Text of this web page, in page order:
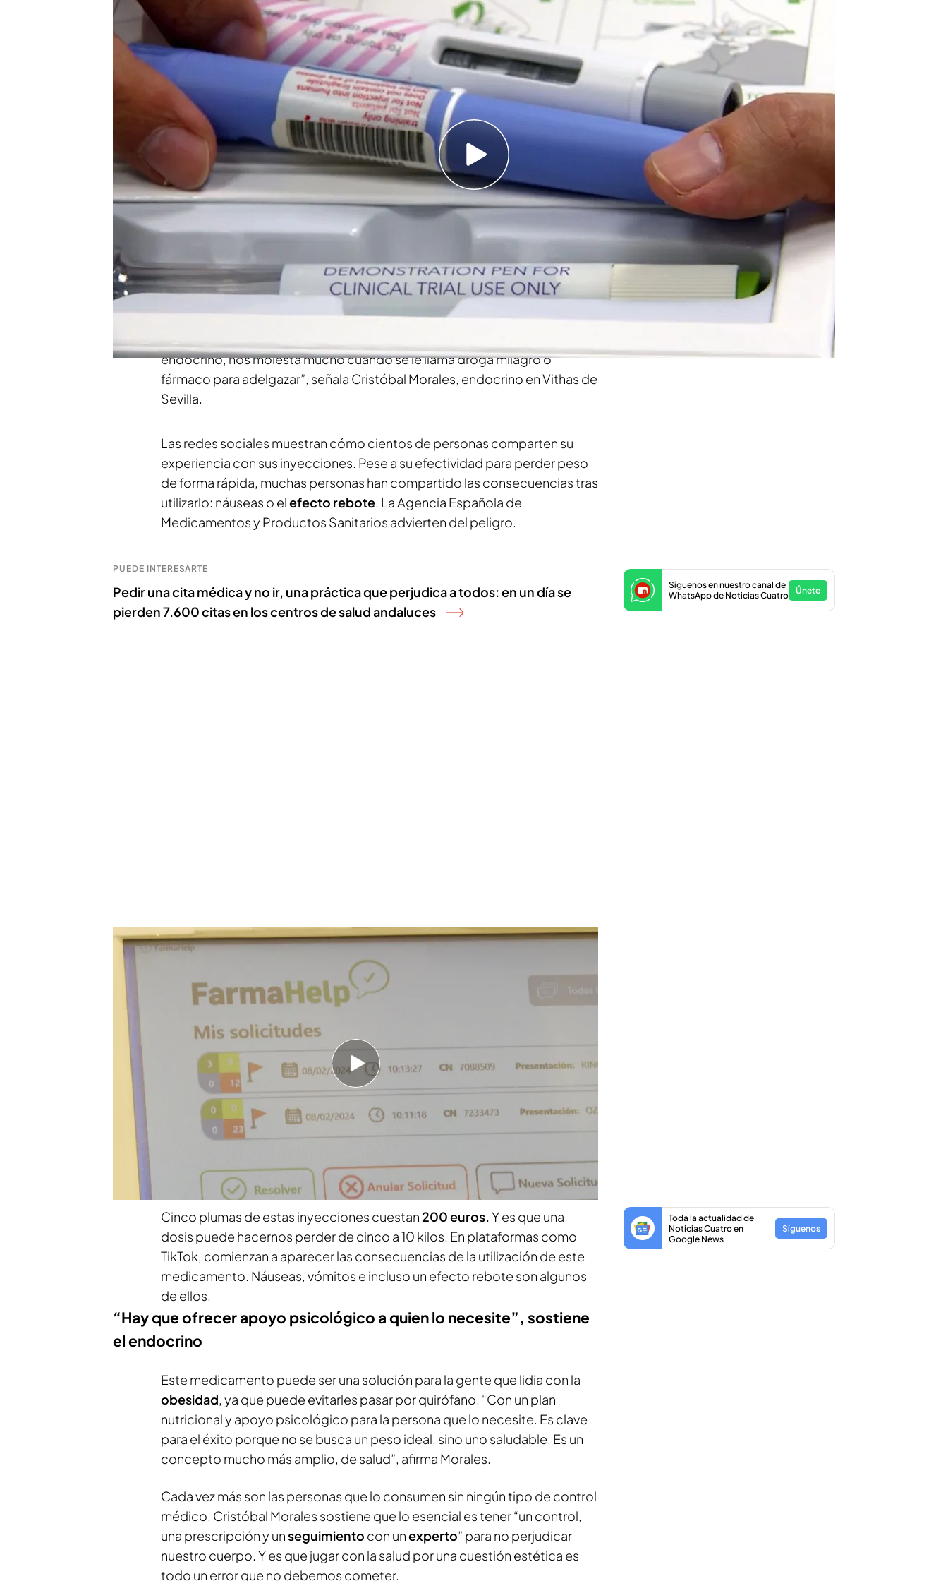
El medicamento Ozempic está indicado para las personas con
diabetes pero se utiliza para perder peso
Muchos muestran en redes sociales cuáles son las consecuencias de
tomar este medicamento
Cinco plumas de estas inyecciones cuestan 200 euros en las páginas
webs donde no hay un control médico
La fiebre por las inyecciones milagrosas de Ozempic, para quitar el
apetito yperder peso, cumple un año en el mercado. Se trata de un
tratamiento para las
personascondiabetes, quienes ya han denunciado
endocrino, nos molesta mucho cuando se le llama droga milagro o
fármaco para adelgazar”, señala Cristóbal Morales, endocrino en Vithas de
Sevilla.
Las redes sociales muestran cómo cientos de personas comparten su
experiencia con sus inyecciones. Pese a su efectividad para perder peso
de forma rápida, muchas personas han compartido las consecuencias tras
utilizarlo: náuseas o elefecto rebote. La Agencia Española de
Medicamentos y Productos Sanitarios advierten del peligro.
PUEDE INTERESARTE
Pedir una cita médica y no ir, una práctica que perjudica a todos: en un día se
pierden 7.600 citas en los centros de salud andaluces
Pacientes con enfermedades crónicas se quedan sin medicamentos: el mal uso de los fármacos afecta a toda Europa
Cinco plumas de Ozempic por 200 euros pueden hacer perder de 5
a 10 kilos
diabetes. Desde hace un año, este medicamento se utiliza para adelgazar
de forma rápida y eficaz. Así, se puede encontrar páginas donde se
venden sin ningún tipo deprescripción médica.
PUEDE INTERESARTE
El piloto ruso desertor asesinado en Villajoyosa: recibió diez disparos y fue
arrollado por un coche
Cinco plumas de estas inyecciones cuestan 200 euros.Y es que una
dosis puede hacernos perder de cinco a 10 kilos. En plataformas como
TikTok, comienzan a aparecer las consecuencias de la utilización de este
medicamento. Náuseas, vómitos e incluso un efecto rebote son algunos
de ellos.
Síguenos en nuestro canal de
WhatsApp de Noticias Cuatro
Únete
“Hay que ofrecer apoyo psicológico a quien lo necesite”, sostiene
el endocrino
Este medicamento puede ser una solución para la gente que lidia con la
obesidad, ya que puede evitarles pasar por quirófano. “Con un plan
nutricional y apoyo psicológico para la persona que lo necesite. Es clave
para el éxito porque no se busca un peso ideal, sino uno saludable. Es un
concepto mucho más amplio, de salud”, afirma Morales.
Toda la actualidad de
Noticias Cuatro en
Google News
Síguenos
Cada vez más son las personas que lo consumen sin ningún tipo de control
médico. Cristóbal Morales sostiene que lo esencial es tener “un control,
una prescripción y unseguimiento con unexperto” para no perjudicar
nuestro cuerpo. Y es que jugar con la salud por una cuestión estética es
todo un error que no debemos cometer.